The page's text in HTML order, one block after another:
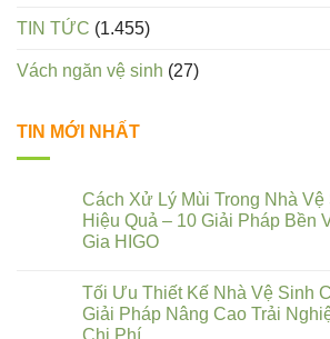
TIN TỨC (1.455)
Vách ngăn vệ sinh (27)
TIN MỚI NHẤT
Cách Xử Lý Mùi Trong Nhà
Hiệu Quả – 10 Giải Pháp Bền
Gia HIGO
Tối Ưu Thiết Kế Nhà Vệ Sinh
Giải Pháp Nâng Cao Trải